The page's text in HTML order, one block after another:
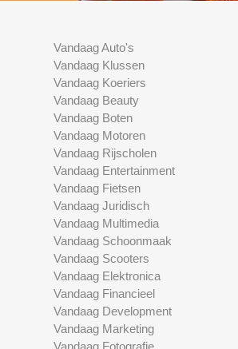
Vandaag Auto's
Vandaag Klussen
Vandaag Koeriers
Vandaag Beauty
Vandaag Boten
Vandaag Motoren
Vandaag Rijscholen
Vandaag Entertainment
Vandaag Fietsen
Vandaag Juridisch
Vandaag Multimedia
Vandaag Schoonmaak
Vandaag Scooters
Vandaag Elektronica
Vandaag Financieel
Vandaag Development
Vandaag Marketing
Vandaag Fotografie